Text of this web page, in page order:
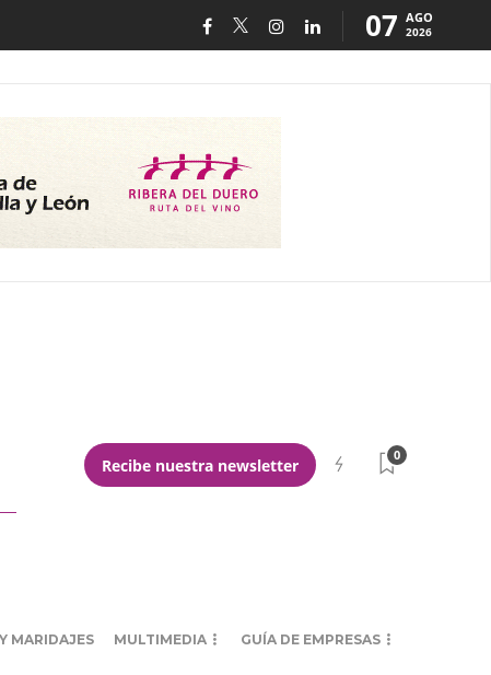
07 AGO
2026
Recibe nuestra newsletter
0
MARIDAJES MULTIMEDIA GUÍA DE EMPRESAS